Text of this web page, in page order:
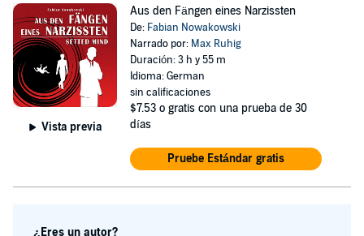
Vista previa
Aus den Fängen eines Narzissten
De: Fabian Nowakowski
Narrado por: Max Ruhig
Duración: 3 h y 55 m
Idioma: German
sin calificaciones
$7.53 o gratis con una prueba de 30
días
Pruebe Estándar gratis
¿Eres un autor?